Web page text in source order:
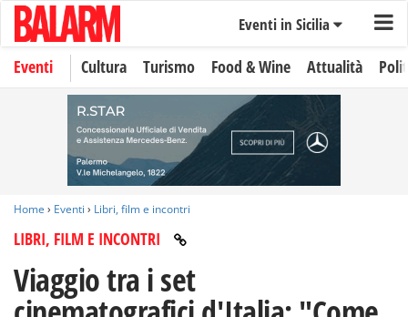
Eventi in Sicilia
Eventi Cultura Turismo Food & Wine Attualità
Home › Eventi › Libri, film e incontri
LIBRI, FILM E INCONTRI
Viaggio tra i set